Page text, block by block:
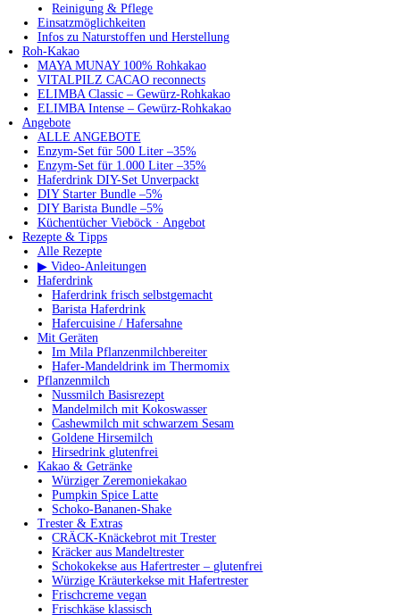
Reinigung & Pflege
Einsatzmöglichkeiten
Infos zu Naturstoffen und Herstellung
Roh-Kakao
MAYA MUNAY 100% Rohkakao
VITALPILZ CACAO reconnects
ELIMBA Classic – Gewürz-Rohkakao
ELIMBA Intense – Gewürz-Rohkakao
Angebote
ALLE ANGEBOTE
Enzym-Set für 500 Liter –35%
Enzym-Set für 1.000 Liter –35%
Haferdrink DIY-Set Unverpackt
DIY Starter Bundle –5%
DIY Barista Bundle –5%
Küchentücher Vieböck · Angebot
Rezepte & Tipps
Alle Rezepte
▶ Video-Anleitungen
Haferdrink
Haferdrink frisch selbstgemacht
Barista Haferdrink
Hafercuisine / Hafersahne
Mit Geräten
Im Mila Pflanzenmilchbereiter
Hafer-Mandeldrink im Thermomix
Pflanzenmilch
Nussmilch Basisrezept
Mandelmilch mit Kokoswasser
Cashewmilch mit schwarzem Sesam
Goldene Hirsemilch
Hirsedrink glutenfrei
Kakao & Getränke
Würziger Zeremoniekakao
Pumpkin Spice Latte
Schoko-Bananen-Shake
Trester & Extras
CRÄCK-Knäckebrot mit Trester
Kräcker aus Mandeltrester
Schokokekse aus Hafertrester – glutenfrei
Würzige Kräuterkekse mit Hafertrester
Frischcreme vegan
Frischkäse klassisch